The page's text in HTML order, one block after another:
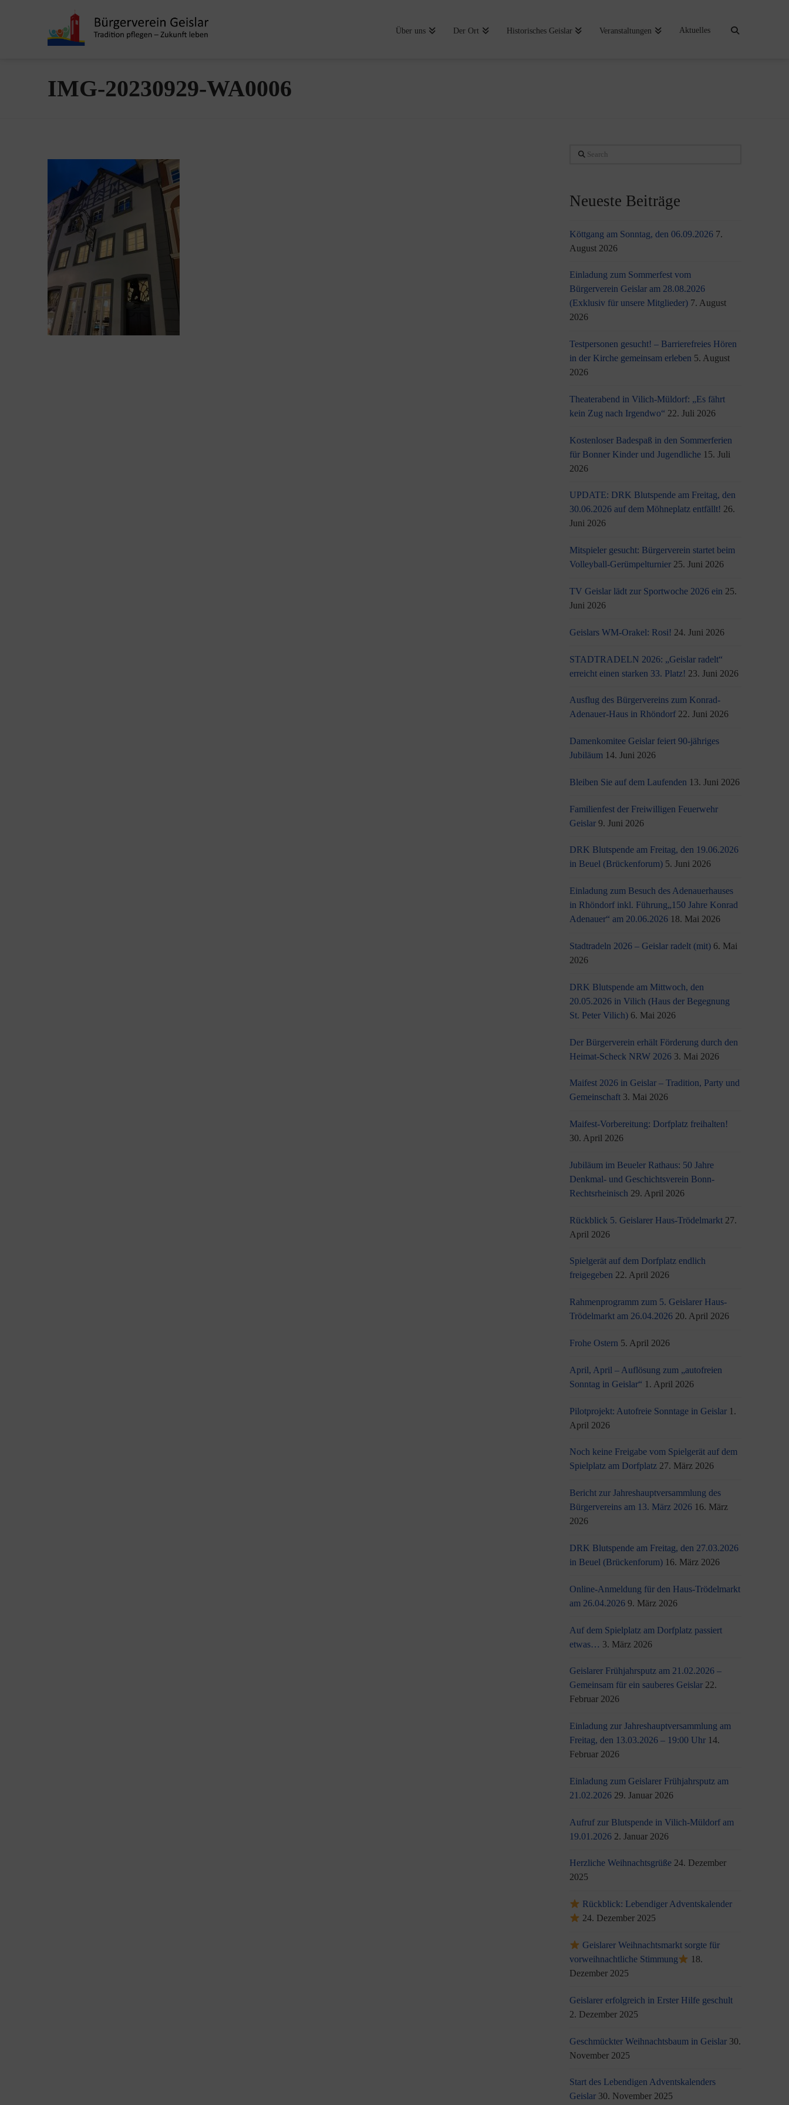
Über uns Der Ort Historisches Geislar Veranstaltungen Aktuelles
IMG-20230929-WA0006
Search
Neueste Beiträge
Köttgang am Sonntag, den 06.09.2026 7.
August 2026
Einladung zum Sommerfest vom
Bürgerverein Geislar am 28.08.2026
(Exklusiv für unsere Mitglieder) 7. August
2026
Testpersonen gesucht! – Barrierefreies Hören
in der Kirche gemeinsam erleben 5. August
2026
Theaterabend in Vilich-Müldorf: „Es fährt
kein Zug nach Irgendwo“ 22. Juli 2026
Kostenloser Badespaß in den Sommerferien
für Bonner Kinder und Jugendliche 15. Juli
2026
UPDATE: DRK Blutspende am Freitag, den
30.06.2026 auf dem Möhneplatz entfällt! 26.
Juni 2026
Mitspieler gesucht: Bürgerverein startet beim
Volleyball-Gerümpelturnier 25. Juni 2026
TV Geislar lädt zur Sportwoche 2026 ein 25.
Juni 2026
Geislars WM-Orakel: Rosi! 24. Juni 2026
STADTRADELN 2026: „Geislar radelt“
erreicht einen starken 33. Platz! 23. Juni 2026
Ausflug des Bürgervereins zum Konrad-
Adenauer-Haus in Rhöndorf 22. Juni 2026
Damenkomitee Geislar feiert 90-jähriges
Jubiläum 14. Juni 2026
Bleiben Sie auf dem Laufenden 13. Juni 2026
Familienfest der Freiwilligen Feuerwehr
Geislar 9. Juni 2026
DRK Blutspende am Freitag, den 19.06.2026
in Beuel (Brückenforum) 5. Juni 2026
Einladung zum Besuch des Adenauerhauses
in Rhöndorf inkl. Führung„150 Jahre Konrad
Adenauer“ am 20.06.2026 18. Mai 2026
Stadtradeln 2026 – Geislar radelt (mit) 6. Mai
2026
DRK Blutspende am Mittwoch, den
20.05.2026 in Vilich (Haus der Begegnung
St. Peter Vilich) 6. Mai 2026
Der Bürgerverein erhält Förderung durch den
Heimat-Scheck NRW 2026 3. Mai 2026
Maifest 2026 in Geislar – Tradition, Party und
Gemeinschaft 3. Mai 2026
Maifest-Vorbereitung: Dorfplatz freihalten!
30. April 2026
Jubiläum im Beueler Rathaus: 50 Jahre
Denkmal- und Geschichtsverein Bonn-
Rechtsrheinisch 29. April 2026
Rückblick 5. Geislarer Haus-Trödelmarkt 27.
April 2026
Spielgerät auf dem Dorfplatz endlich
freigegeben 22. April 2026
Rahmenprogramm zum 5. Geislarer Haus-
Trödelmarkt am 26.04.2026 20. April 2026
Frohe Ostern 5. April 2026
April, April – Auflösung zum „autofreien
Sonntag in Geislar“ 1. April 2026
Pilotprojekt: Autofreie Sonntage in Geislar 1.
April 2026
Noch keine Freigabe vom Spielgerät auf dem
Spielplatz am Dorfplatz 27. März 2026
Bericht zur Jahreshauptversammlung des
Bürgervereins am 13. März 2026 16. März
2026
DRK Blutspende am Freitag, den 27.03.2026
in Beuel (Brückenforum) 16. März 2026
Online-Anmeldung für den Haus-Trödelmarkt
am 26.04.2026 9. März 2026
Auf dem Spielplatz am Dorfplatz passiert
etwas… 3. März 2026
Geislarer Frühjahrsputz am 21.02.2026 –
Gemeinsam für ein sauberes Geislar 22.
Februar 2026
Einladung zur Jahreshauptversammlung am
Freitag, den 13.03.2026 – 19:00 Uhr 14.
Februar 2026
Einladung zum Geislarer Frühjahrsputz am
21.02.2026 29. Januar 2026
Aufruf zur Blutspende in Vilich-Müldorf am
19.01.2026 2. Januar 2026
Herzliche Weihnachtsgrüße 24. Dezember
2025
Rückblick: Lebendiger Adventskalender
24. Dezember 2025
Geislarer Weihnachtsmarkt sorgte für
vorweihnachtliche Stimmung
18.
Dezember 2025
Geislarer erfolgreich in Erster Hilfe geschult
2. Dezember 2025
Geschmückter Weihnachtsbaum in Geislar 30.
November 2025
Start des Lebendigen Adventskalenders
Geislar 30. November 2025